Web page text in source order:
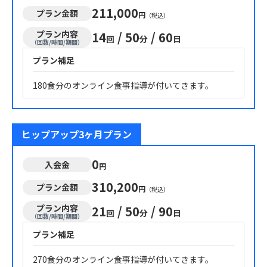
プラン金額 211,000円 （税込）
プラン内容
（回数/時間/期間） 14回 / 50分 / 60日
プラン補足
180食分のオンライン食事指導が付いてきます。
ヒップアップ3ヶ月プラン
入会金 0円
プラン金額 310,200円 （税込）
プラン内容
（回数/時間/期間） 21回 / 50分 / 90日
プラン補足
270食分のオンライン食事指導が付いてきます。